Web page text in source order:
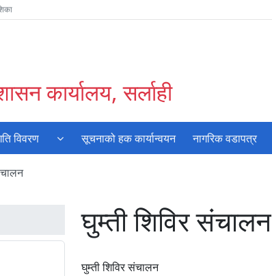
कार्यालय, सर्लाही
विवरण सूचनाको हक कार्यान्वयन नागरिक वडापत्र
घुम्ती शिविर स‌ंचालन
घुम्ती शिविर स‌ंचालन